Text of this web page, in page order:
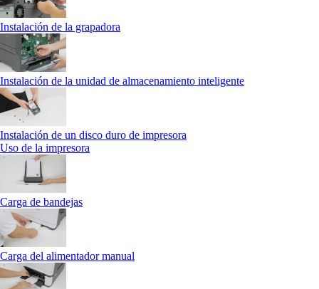
Instalación de la grapadora
Instalación de la unidad de almacenamiento inteligente
Instalación de un disco duro de impresora
Uso de la impresora
Carga de bandejas
Carga del alimentador manual